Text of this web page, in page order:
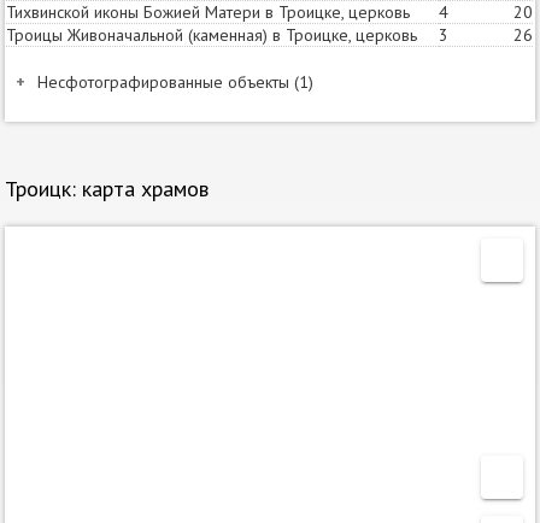
Тихвинской иконы Божией Матери в Троицке, церковь 4 20
Троицы Живоначальной (каменная) в Троицке, церковь 3 26
Несфотографированные объекты (1)
Название и расположеие
Год
Троицке, церковь
Троицк: карта храмов